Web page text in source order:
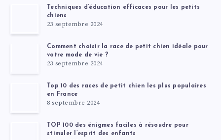
Techniques d’éducation efficaces pour les petits
chiens
23 septembre 2024
Comment choisir la race de petit chien idéale pour
votre mode de vie ?
23 septembre 2024
Top 10 des races de petit chien les plus populaires
en France
8 septembre 2024
TOP 100 des énigmes faciles à résoudre pour
stimuler l’esprit des enfants